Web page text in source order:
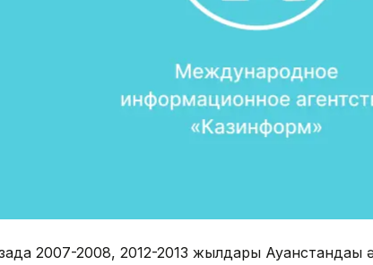
2007-2008, 2012-2013 жылдары Ауғанстандағы